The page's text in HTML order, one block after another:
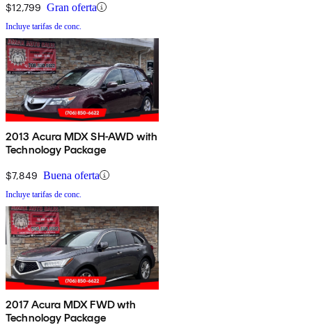
$12,799 Gran oferta
Incluye tarifas de conc.
2013 Acura MDX SH-AWD with
Technology Package
$7,849 Buena oferta
Incluye tarifas de conc.
2017 Acura MDX FWD wth
Technology Package